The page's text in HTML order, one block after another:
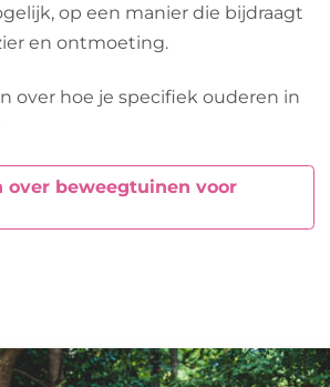
op een manier die bijdraagt
en ontmoeting.
over hoe je specifiek ouderen in
over beweegtuinen voor